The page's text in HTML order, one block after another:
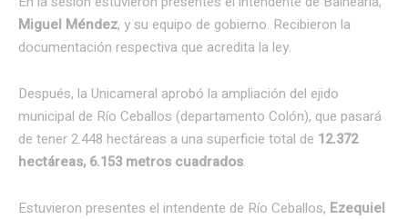
Miguel Méndez, y su equipo de gobierno. Recibieron la
documentación respectiva que acredita la ley.
Después, la Unicameral aprobó la ampliación del ejido
municipal de Río Ceballos (departamento Colón), que pasará
de tener 2.448 hectáreas a una superficie total de 12.372
hectáreas, 6.153 metros cuadrados.
Estuvieron presentes el intendente de Río Ceballos, Ezequiel